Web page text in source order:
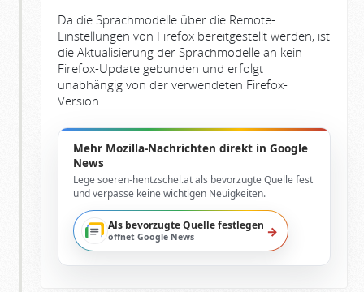
Da die Sprachmodelle über die Remote-
Einstellungen von Firefox bereitgestellt werden, ist
die Aktualisierung der Sprachmodelle an kein
Firefox-Update gebunden und erfolgt
unabhängig von der verwendeten Firefox-
Version.
Mehr Mozilla-Nachrichten direkt in Google
News
Lege soeren-hentzschel.at als bevorzugte Quelle fest
und verpasse keine wichtigen Neuigkeiten.
Als bevorzugte Quelle festlegen
öffnet Google News →